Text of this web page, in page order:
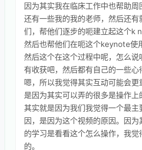
因为其实我在临床工作中也帮助
还有一些我的我的老师，然后还有
们，帮他们逐步的呃建立起这个k
然后也帮他们在呃这个keynote使
然后这个在这个过程中呢，怎么说
有收获吧，然后都有自己的一些心
嗯，所以我觉得其实互动可能会
是因为其实可以弄的很多是操作上
其实就是因为我们我觉得一个最主
因，是因为这个视频的原因。因
的学习是看看这个怎么操作，我觉
的。